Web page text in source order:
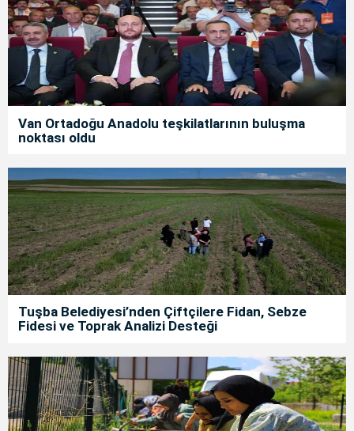
Van Ortadoğu Anadolu teşkilatlarının buluşma
noktası oldu
Tuşba Belediyesi’nden Çiftçilere Fidan, Sebze
Fidesi ve Toprak Analizi Desteği